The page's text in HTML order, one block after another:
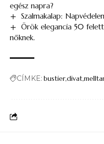
egész napra?
Szalmakalap:
Örök elegancia 50
nőknek.
CÍMKE: bustierdivat